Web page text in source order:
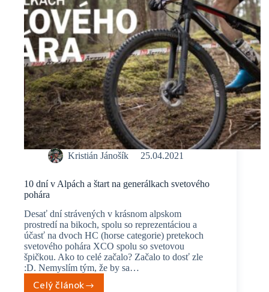
Kristián Jánošík 25.04.2021
10 dní v Alpách a štart na generálkach svetového
pohára
Desať dní strávených v krásnom alpskom
prostredí na bikoch, spolu so reprezentáciou a
účasť na dvoch HC (horse categorie) pretekoch
svetového pohára XCO spolu so svetovou
špičkou. Ako to celé začalo? Začalo to dosť zle
:D. Nemyslím tým, že by sa…
Celý článok